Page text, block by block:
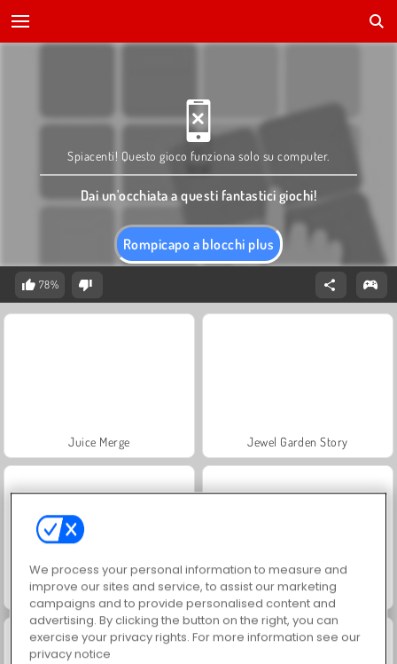
Rompicapo a blocchi plus
Spiacenti! Questo gioco funziona solo su computer.
Dai un'occhiata a questi fantastici giochi!
78%
Juice Merge Jewel Garden Story
Trollface Quest: USA 2 Grand Mahjong Connect
We process your personal information to measure and
improve our sites and service, to assist our marketing
campaigns and to provide personalised content and
advertising. By clicking the button on the right, you can
exercise your privacy rights. For more information see our
privacy notice